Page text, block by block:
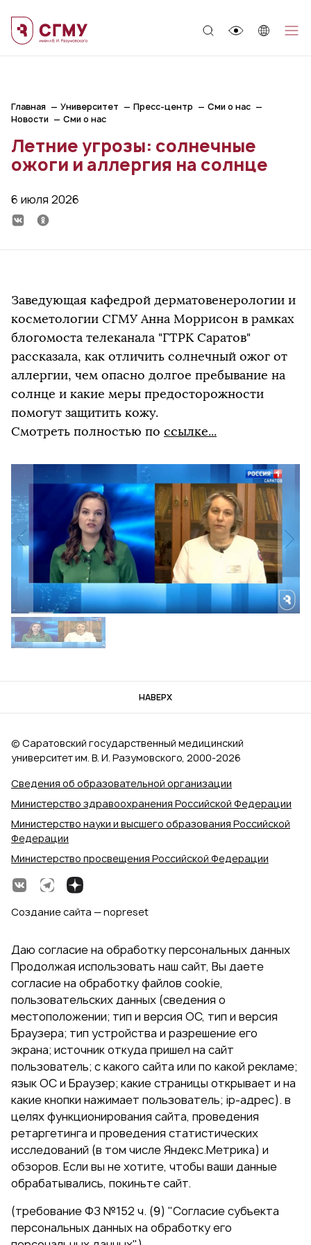
Главная Университет Пресс-центр
Сми о нас
Новости
Сми о нас
Летние угрозы: солнечные
ожоги и аллергия на солнце
6 июля 2026
Заведующая кафедрой дерматовенерологии и
косметологии СГМУ Анна Моррисон в рамках
блогомоста телеканала "ГТРК Саратов"
рассказала, как отличить солнечный ожог от
аллергии, чем опасно долгое пребывание на
солнце и какие меры предосторожности
помогут защитить кожу.
Смотреть полностью по ссылке...
НАВЕРХ
Сведения об образовательной организации
Министерство здравоохранения Российской Федерации
Министерство науки и высшего образования Российской
Федерации
Министерство просвещения Российской Федерации
© Саратовский государственный медицинский
университет им. В. И. Разумовского, 2000‑2026
Создание сайта — nopreset
Даю согласие на обработку персональных данных
Продолжая использовать наш сайт, Вы даете
согласие на обработку файлов cookie,
пользовательских данных (сведения о
местоположении; тип и версия ОС, тип и версия
Браузера; тип устройства и разрешение его
экрана; источник откуда пришел на сайт
пользователь; с какого сайта или по какой рекламе;
язык ОС и Браузер; какие страницы открывает и на
какие кнопки нажимает пользователь; ip-адрес). в
целях функционирования сайта, проведения
ретаргетинга и проведения статистических
исследований (в том числе Яндекс.Метрика) и
обзоров. Если вы не хотите, чтобы ваши данные
обрабатывались, покиньте сайт.
(требование ФЗ №152 ч. (9) "Согласие субъекта
персональных данных на обработку его